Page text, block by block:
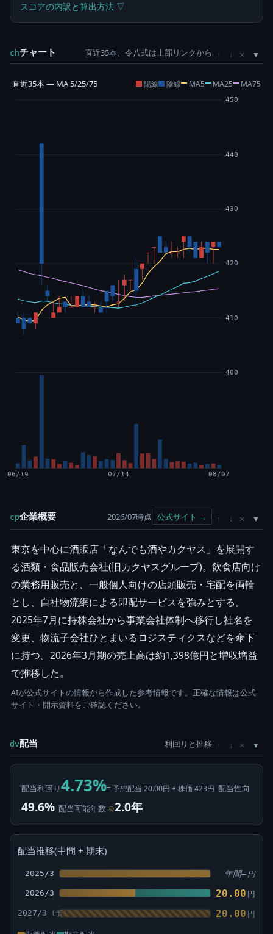
スコアの内訳と算出方法 ▽
chチャート 直近35本、令八式は上部リンクから ↑ ↓ ×
直近35本 — MA 5/25/75 陽線 陰線 MA5 MA25 MA75
400
410
420
430
440
450
06/19 07/14 08/07
cp企業概要 2026/07時点 公式サイト → ↑ ↓ ×
東京を中心に酒販店「なんでも酒やカクヤス」を展開す
る酒類・食品販売会社(旧カクヤスグループ)。飲食店向け
の業務用販売と、一般個人向けの店頭販売・宅配を両輪
とし、自社物流網による即配サービスを強みとする。
2025年7月に持株会社から事業会社体制へ移行し社名を
変更、物流子会社ひとまいるロジスティクスなどを傘下
に持つ。2026年3月期の売上高は約1,398億円と増収増益
で推移した。
AIが公式サイトの情報から作成した参考情報です。正確な情報は公式
サイト・開示資料をご確認ください。
dv配当 利回りと推移 ↑ ↓ ×
配当利回り4.73%= 予想配当 20.00円 ÷ 株価 423円 配当性向
49.6% 配当可能年数 ⊙2.0年
配当推移(中間 + 期末)
2025/3 年間— 円
2026/3 20.00 円
2027/3 20.00 円